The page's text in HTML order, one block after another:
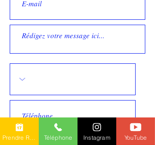
Prendre RDV en ligne Téléphone Instagram YouTube